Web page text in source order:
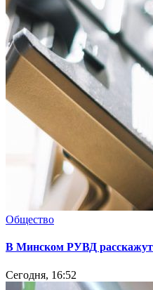
Общество
В Минском РУВД расскажут
Сегодня, 16:52